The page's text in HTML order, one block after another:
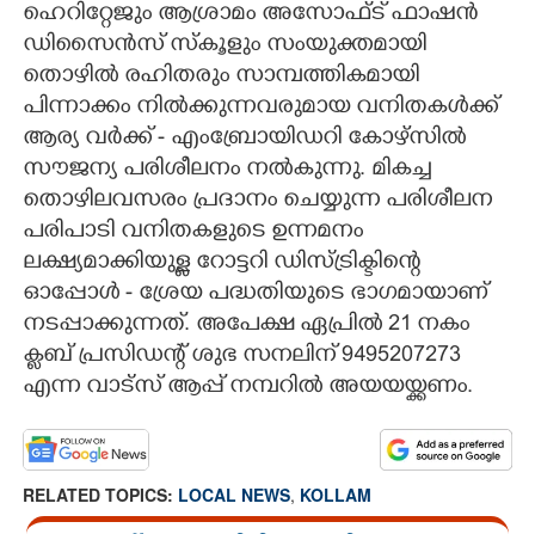
SPIRITUAL
INFO+
ART
ASTRO
CARTOONS
LITERATURE
ZOOM
ഹെറിറ്റേജും ആശ്രാമം അസോഫ്ട് ഫാഷൻ
ഡിസൈൻസ് സ്കൂളും സംയുക്തമായി
തൊഴിൽ രഹിതരും സാമ്പത്തികമായി
പിന്നാക്കം നിൽക്കുന്നവരുമായ വനിതകൾക്ക്
ആര്യ വർക്ക് - എംബ്രോയിഡറി കോഴ്സിൽ
സൗജന്യ പരിശീലനം നൽകുന്നു. മികച്ച
തൊഴിലവസരം പ്രദാനം ചെയ്യുന്ന പരിശീലന
പരിപാടി വനിതകളുടെ ഉന്നമനം
ലക്ഷ്യമാക്കിയുള്ള റോട്ടറി ഡിസ്ട്രിക്ടിന്റെ
ഓപ്പോൾ - ശ്രേയ പദ്ധതിയുടെ ഭാഗമായാണ്
നടപ്പാക്കുന്നത്. അപേക്ഷ ഏപ്രിൽ 21 നകം
ക്ലബ്‌ പ്രസിഡന്റ്‌ ശുഭ സനലിന് 9495207273
എന്ന വാട്സ് ആപ്പ് നമ്പറിൽ അയയയ്ക്കണം.
RELATED TOPICS: LOCAL NEWS, KOLLAM